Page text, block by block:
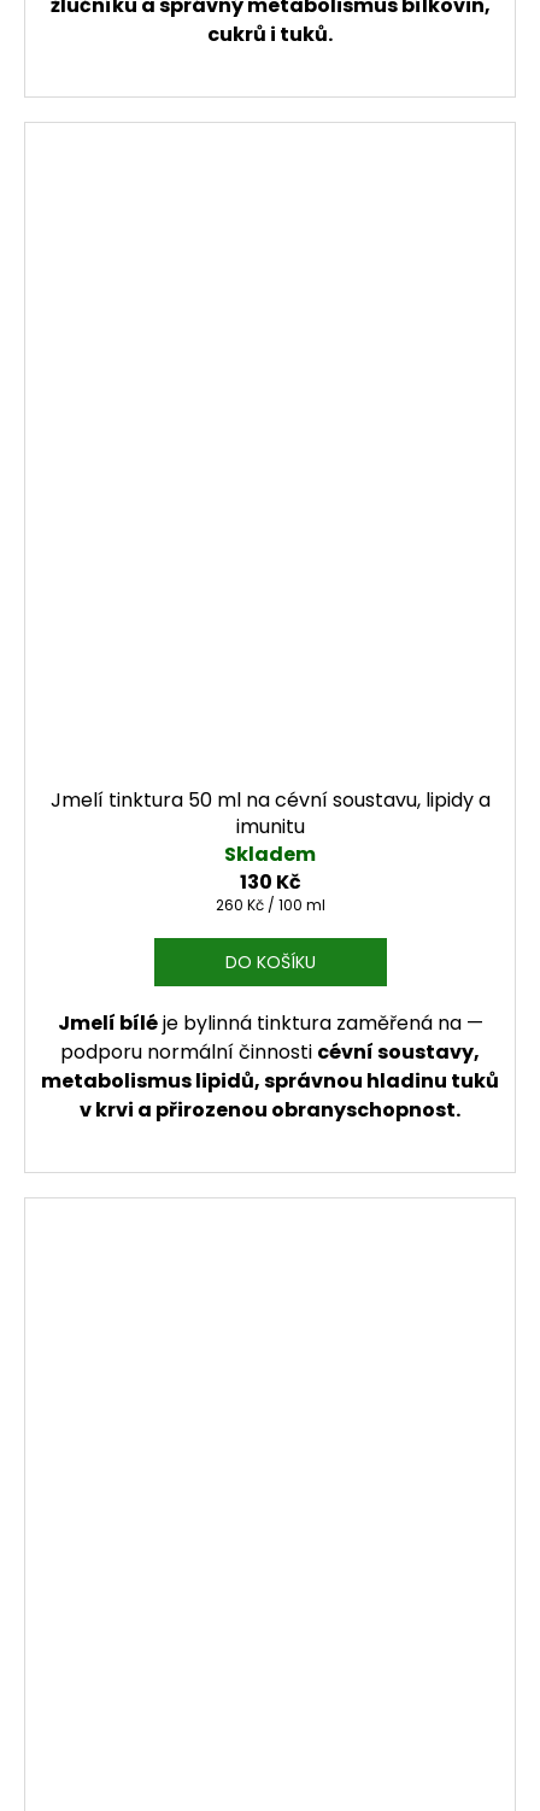
žlučníku a správný metabolismus bílkovin,
cukrů i tuků.
Jmelí tinktura 50 ml na cévní soustavu, lipidy a
imunitu
Skladem
130 Kč
Měrná cena:
260 Kč / 100 ml
DO KOŠÍKU
Jmelí bíléje bylinná tinktura zaměřená na —
podporu normální činnosti cévní soustavy,
metabolismus lipidů, správnou hladinu tuků
v krvi a přirozenou obranyschopnost.